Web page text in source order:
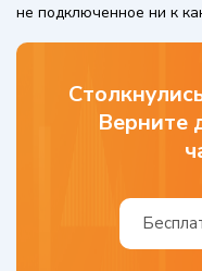
не подключенное ни к
Верните